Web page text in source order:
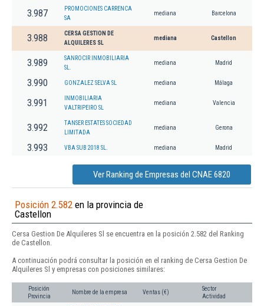
3.987
PROMOCIONES CARRENCA
SA
mediana Barcelona
3.988
CERSA GESTION DE
ALQUILERES SL
mediana Castellon
3.989
SANROCIR INMOBILIARIA
SL.
mediana Madrid
3.990 GONZALEZ SELVA SL mediana Málaga
3.991
INMOBILIARIA
VALTRIPEIRO SL
mediana Valencia
3.992
TANSER ESTATES SOCIEDAD
LIMITADA
mediana Gerona
3.993 VBA SUB 2018 SL. mediana Madrid
Ver Ranking de Empresas del CNAE 6820
Posición 2.582 en la provincia de
Castellon
Cersa Gestion De Alquileres Sl se encuentra en la posición 2.582 del Ranking
de Castellon.
A continuación podrá consultar la posición en el ranking de Cersa Gestion De
Alquileres Sl y empresas con posiciones similares:
Posición
Provincia
Nombre de la empresa Ventas (€)
Sector
Actividad